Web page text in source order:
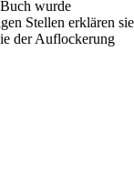
wurde
Stellen erklären sie
der Auflockerung